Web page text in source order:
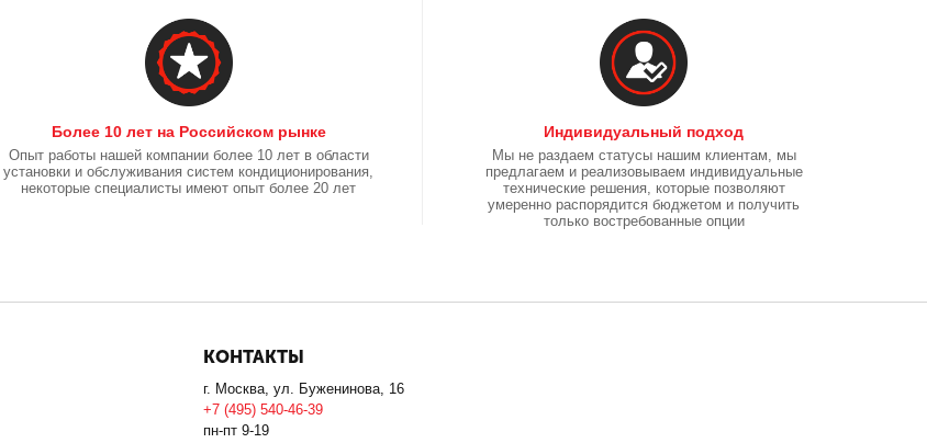
Более 10 лет на Российском рынке
Опыт работы нашей компании более 10 лет в области
установки и обслуживания систем кондиционирования,
некоторые специалисты имеют опыт более 20 лет
Индивидуальный подход
Мы не раздаем статусы нашим клиентам, мы
предлагаем и реализовываем индивидуальные
технические решения, которые позволяют
умеренно распорядится бюджетом и получить
только востребованные опции
КОНТАКТЫ
г. Москва, ул. Буженинова, 16
+7 (495) 540-46-39
пн-пт 9-19